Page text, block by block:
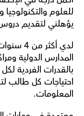
يؤهلني لتقديم
المعلومات.